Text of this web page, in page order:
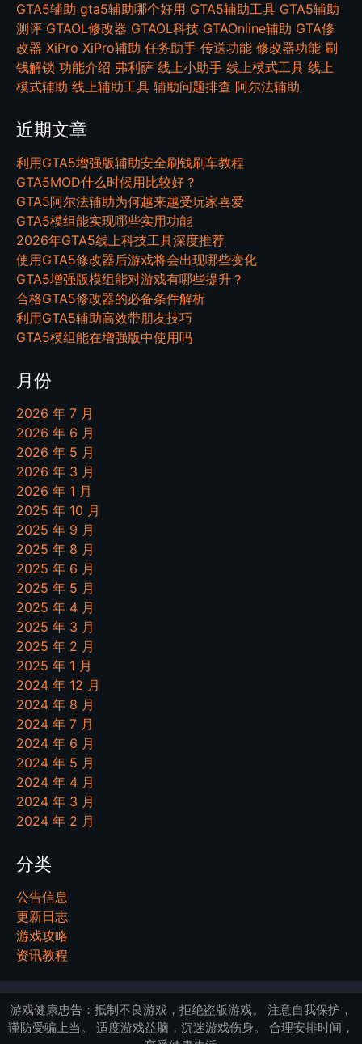
GTA5辅助 gta5辅助哪个好用 GTA5辅助工具 GTA5辅助
测评 GTAOL修改器 GTAOL科技 GTAOnline辅助 GTA修
改器 XiPro XiPro辅助 任务助手 传送功能 修改器功能 刷
钱解锁 功能介绍 弗利萨 线上小助手 线上模式工具 线上
模式辅助 线上辅助工具 辅助问题排查 阿尔法辅助
近期文章
利用GTA5增强版辅助安全刷钱刷车教程
GTA5MOD什么时候用比较好？
GTA5阿尔法辅助为何越来越受玩家喜爱
GTA5模组能实现哪些实用功能
2026年GTA5线上科技工具深度推荐
使用GTA5修改器后游戏将会出现哪些变化
GTA5增强版模组能对游戏有哪些提升？
合格GTA5修改器的必备条件解析
利用GTA5辅助高效带朋友技巧
GTA5模组能在增强版中使用吗
月份
2026 年 7 月
2026 年 6 月
2026 年 5 月
2026 年 3 月
2026 年 1 月
2025 年 10 月
2025 年 9 月
2025 年 8 月
2025 年 6 月
2025 年 5 月
2025 年 4 月
2025 年 3 月
2025 年 2 月
2025 年 1 月
2024 年 12 月
2024 年 8 月
2024 年 7 月
2024 年 6 月
2024 年 5 月
2024 年 4 月
2024 年 3 月
2024 年 2 月
分类
公告信息
更新日志
游戏攻略
资讯教程
游戏健康忠告：抵制不良游戏，拒绝盗版游戏。 注意自我保护，
谨防受骗上当。 适度游戏益脑，沉迷游戏伤身。 合理安排时间，